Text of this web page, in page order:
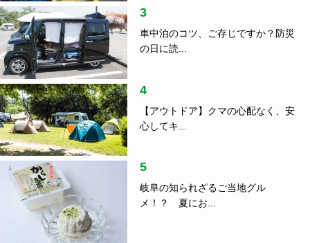
3
車中泊のコツ、ご存じですか？防災
の日に読...
4
【アウトドア】クマの心配なく、安
心してキ...
5
岐阜の知られざるご当地グル
メ！？ 夏にお...